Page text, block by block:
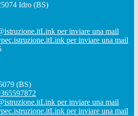
Idro (BS)
Link per inviare una mail
Link per inviare una mail
(BS)
Link per inviare una mail
Link per inviare una mail